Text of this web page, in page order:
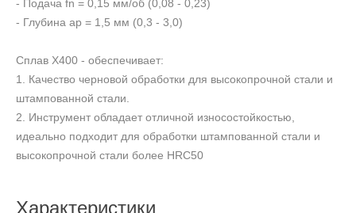
- Подача fn = 0,15 мм/об (0,08 - 0,23)
- Глубина ap = 1,5 мм (0,3 - 3,0)
Сплав X400 - обеспечивает:
1. Качество черновой обработки для высокопрочной стали и
штампованной стали.
2. Инструмент обладает отличной износостойкостью,
идеально подходит для обработки штампованной стали и
высокопрочной стали более HRC50
Характеристики